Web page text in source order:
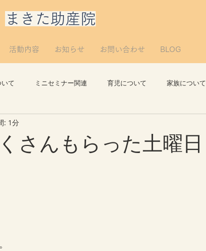
​まきた助産院
活動内容 お知らせ お問い合わせ BLOG
て ミニセミナー関連 育児について 家族について
いて
さんもらった土曜日
: 1分